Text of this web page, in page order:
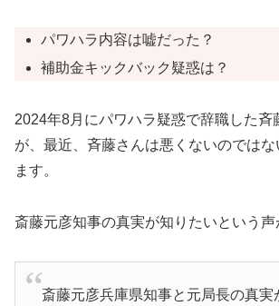
パワハラ内容は嘘だった？
補助金キックバック疑惑は？
2024年8月にパワハラ疑惑で辞職した斉
が、最近、斉藤さんは悪くないのでは
ます。
斎藤元彦知事の真実が知りたいという声
斎藤元彦兵庫県知事と元局長の真実